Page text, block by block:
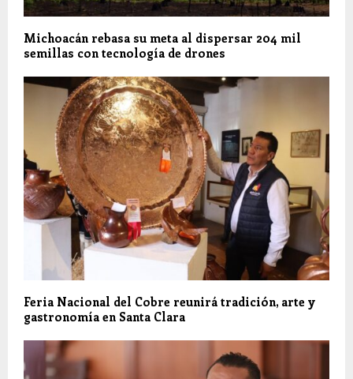
Michoacán rebasa su meta al dispersar 204 mil
semillas con tecnología de drones
Feria Nacional del Cobre reunirá tradición, arte y
gastronomía en Santa Clara